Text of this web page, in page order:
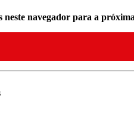
neste navegador para a